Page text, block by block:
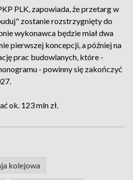
PLK, zapowiada, że przetarg w
zostanie rozstrzygnięty do
wykonawca będzie miał dwa
pierwszej koncepcji, a później na
prac budowlanych, które -
- powinny się zakończyć
ok. 123 mln zł.
kolejowa